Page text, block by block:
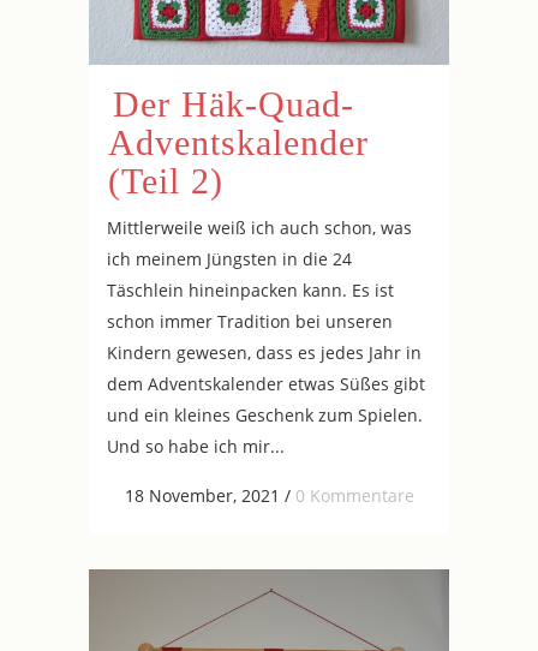
Der Häk-Quad-
Adventskalender
(Teil 2)
Mittlerweile weiß ich auch schon, was
ich meinem Jüngsten in die 24
Täschlein hineinpacken kann. Es ist
schon immer Tradition bei unseren
Kindern gewesen, dass es jedes Jahr in
dem Adventskalender etwas Süßes gibt
und ein kleines Geschenk zum Spielen.
Und so habe ich mir...
18 November, 2021 / 0 Kommentare